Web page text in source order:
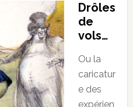
Drôles
de
vols…
Ou la
caricatur
e des
expérien